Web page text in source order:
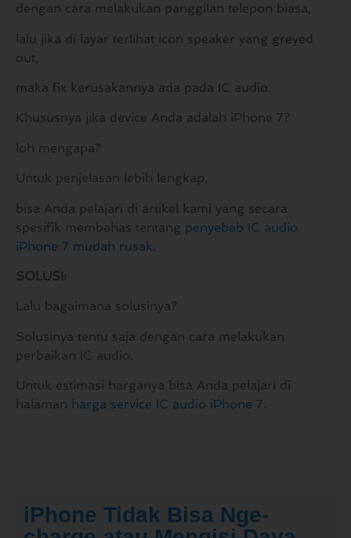
dengan cara melakukan panggilan telepon biasa,
lalu jika di layar terlihat icon speaker yang greyed
out,
maka fix kerusakannya ada pada IC audio.
Khususnya jika device Anda adalah iPhone 7?
loh mengapa?
Untuk penjelasan lebih lengkap,
bisa Anda pelajari di artikel kami yang secara
spesifik membahas tentang penyebab IC audio
iPhone 7 mudah rusak
SOLUSI:
Lalu bagaimana solusinya?
Solusinya tentu saja dengan cara melakukan
perbaikan IC audio.
Untuk estimasi harganya bisa Anda pelajari di
halaman harga service IC audio iPhone 7.
iPhone Tidak Bisa Nge-